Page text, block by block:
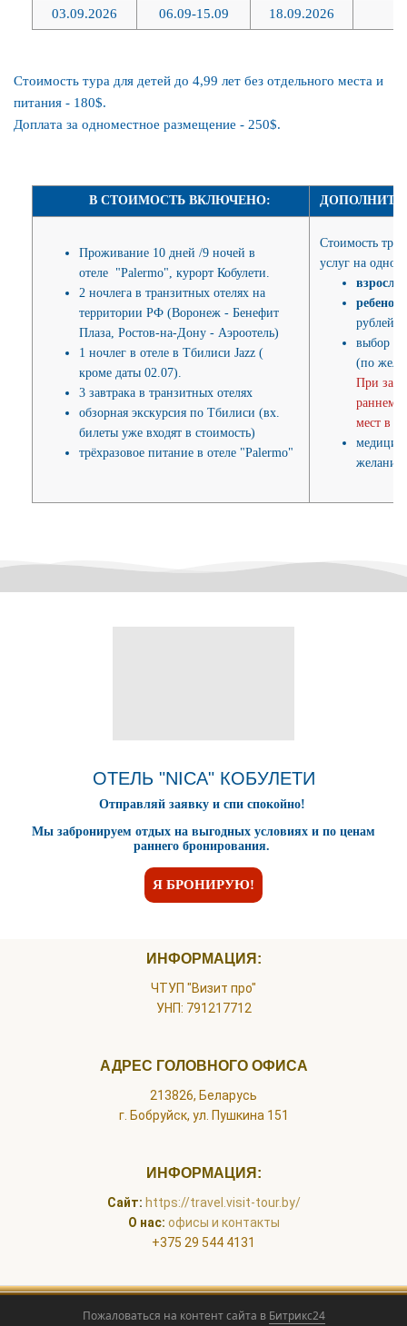
13 ДЕНЬ:
номеров до 12:00.
Отдых на море.
Ночной переезд, прохождение границы Грузии и России.
Транзит по территории РФ.
Приезд в г. Ростов-на-Дону ориентировочно в 18:00, ночлег
(отель Аэроотель).
Ночной переезд.
03.09.2026 06.09-15.09 18.09.2026
Стоимость тура для детей до 4,99 лет без отдельного места и
питания - 180$.
Доплата за одноместное размещение - 250$.
В СТОИМОСТЬ ВКЛЮЧЕНО:
Проживание 10 дней /9 ночей в
отеле "Palermo", курорт Кобулети.
2 ночлега в транзитных отелях на
территории РФ (Воронеж - Бенефит
Плаза, Ростов-на-Дону - Аэроотель)
1 ночлег в отеле в Тбилиси Jazz (
кроме даты 02.07).
3 завтрака в транзитных отелях
обзорная экскурсия по Тбилиси (вх.
билеты уже входят в стоимость)
трёхразовое питание в отеле "Palermo"
Стоимость
услуг на
ребенок
рублей.
выбор
(по
При
раннему
мест в
ОТЕЛЬ "NICA" КОБУЛЕТИ
Отправляй заявку и спи спокойно!
Мы забронируем отдых на выгодных условиях и по ценам
раннего бронирования.
Я БРОНИРУЮ!
ИНФОРМАЦИЯ:
ЧТУП "Визит про"
УНП: 791217712
АДРЕС ГОЛОВНОГО ОФИСА
213826, Беларусь
г. Бобруйск, ул. Пушкина 151
ИНФОРМАЦИЯ:
Сайт: https://travel.visit-tour.by/
О нас: офисы и контакты
+375 29 544 4131
Пожаловаться на контент cайта в Битрикс24